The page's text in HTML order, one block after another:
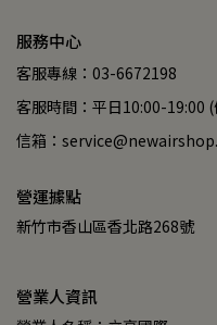
服務中心
客服專線：03-6672198
客服時間：平日10:00-19:00
信箱：
營運據點
新竹市香山區香北路268號
營業人資訊